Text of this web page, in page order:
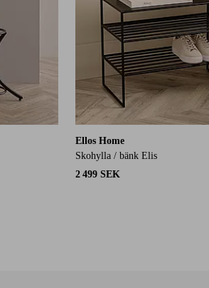
Ellos Home
Skohylla / bänk Elis
2 499 SEK